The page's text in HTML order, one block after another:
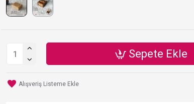
Sepete Ekle
Alışveriş Listeme Ekle